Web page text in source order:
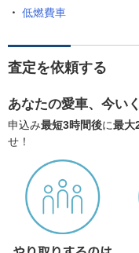
低燃費車
査定を依頼する
あなたの愛車、今い
申込み最短3時間後に最大
せ！